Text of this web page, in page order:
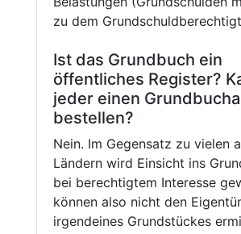
zu dem
Ist das Grundbuch ein
öffentliches Register?
jeder einen
bestellen?
Nein. Im Gegensatz zu vielen
Ländern wird Einsicht ins
bei berechtigtem Interesse
können also nicht den
irgendeines Grundstückes